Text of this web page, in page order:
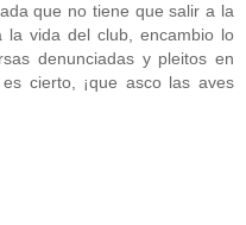
que no tiene que salir a la
la vida del club, encambio lo
denunciadas y pleitos en
cierto, ¡que asco las aves